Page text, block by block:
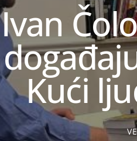
Ivan
Kući